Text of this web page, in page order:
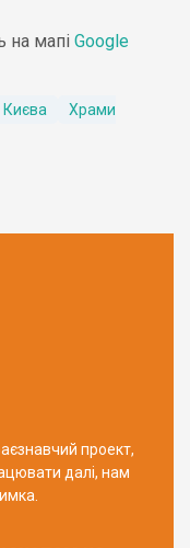
на мапі Google
Храми
проект,
далі, нам